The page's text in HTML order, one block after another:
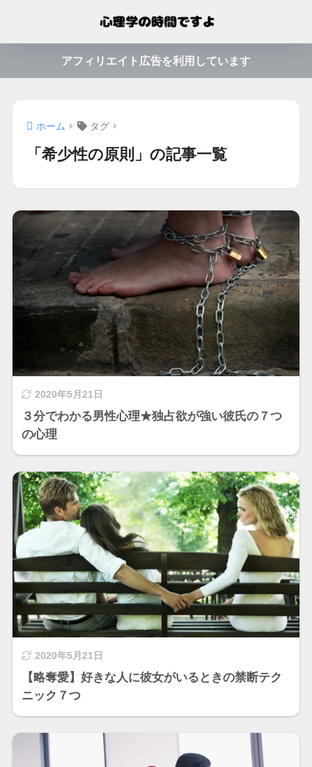
アフィリエイト広告を利用しています
ホーム タグ
「希少性の原則」の記事一覧
2020年5月21日
３分でわかる男性心理★独占欲が強い彼氏の７つ
の心理
2020年5月21日
【略奪愛】好きな人に彼女がいるときの禁断テク
ニック７つ